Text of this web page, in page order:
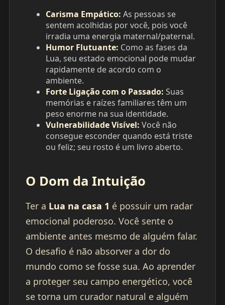
Carisma Empático: As pessoas se
sentem acolhidas por você, pois você
irradia uma energia maternal/paternal.
Humor Flutuante: Como as fases da
Lua, seu estado emocional pode mudar
rapidamente de acordo com o
ambiente.
Forte Ligação com o Passado: Suas
memórias e raízes familiares têm um
peso enorme na sua identidade.
Vulnerabilidade Visível: Você não
consegue esconder quando está triste
ou feliz; seu rosto é um livro aberto.
O Dom da Intuição
Ter a Lua na casa 1 é possuir um radar
emocional poderoso. Você sente o
ambiente antes mesmo de alguém falar.
O desafio é não absorver a dor do
mundo como se fosse sua. Ao aprender
a proteger seu campo energético, você
se torna um curador natural e alguém